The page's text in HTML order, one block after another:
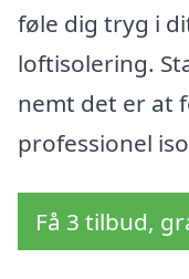
føle dig tryg i
loftisolering.
nemt det er at
professionel
Få 3 tilbud,